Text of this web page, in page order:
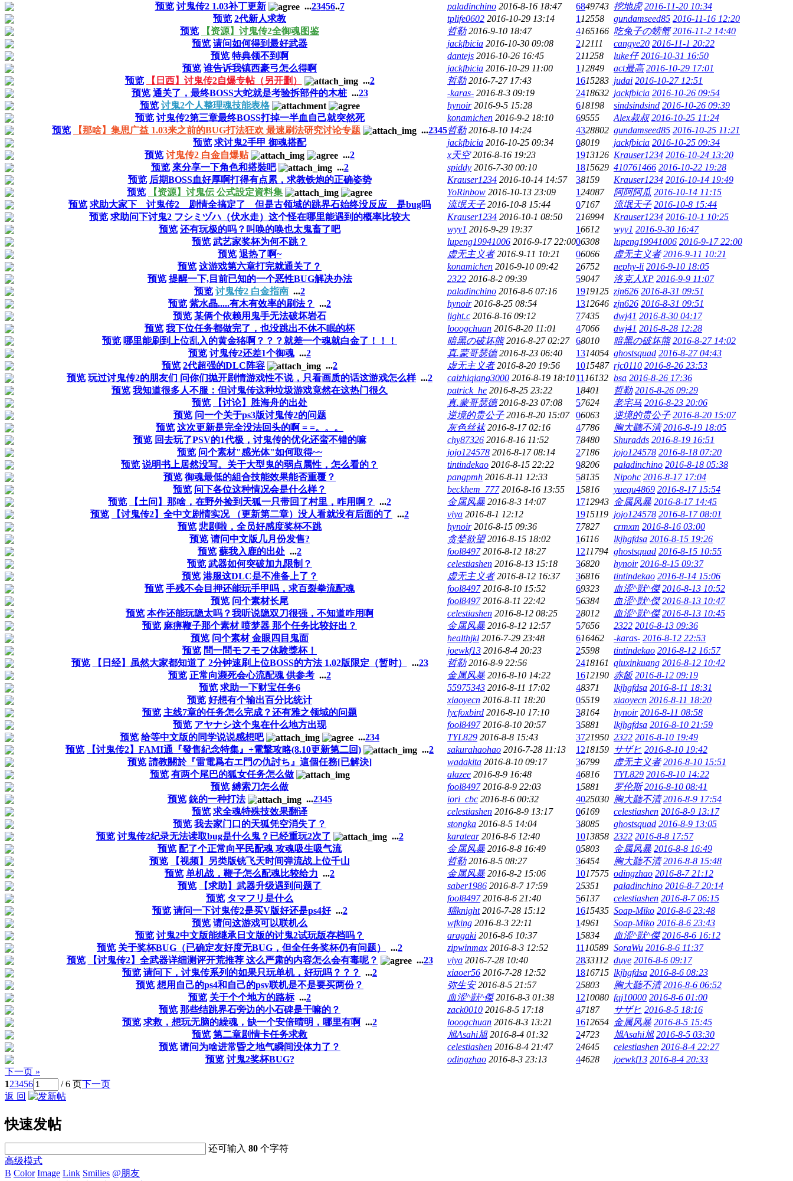
预览 讨鬼传2 1.03补丁更新 ...23456..7 paladinchino 2016-8-16 18:47 6849743 挖地虎 2016-11-20 10:34
预览 2代新人求教 tplife0602 2016-10-29 13:14 1 12558 gundamseed85 2016-11-16 12:20
预览
【资源】讨鬼传2全御魂图鉴 哲勒 2016-9-10 18:47 4165166 吃兔子の螃蟹 2016-11-2 14:40
预览 请问如何得到最好武器 jackfbicia 2016-10-30 09:08 212111 cangye20 2016-11-1 20:22
预览 特典领不到啊 dantejs 2016-10-26 16:45 211258 luke仔 2016-10-31 16:50
预览 谁告诉我镇西豪弓怎么得啊 jackfbicia 2016-10-29 11:00 1 12849 act最高 2016-10-29 17:01
预览
【日西】讨鬼传2自爆专帖（另开删） ...2 哲勒 2016-7-27 17:43 1615283 judai 2016-10-27 12:51
预览 通关了，最终BOSS大蛇就是考验拆部件的木桩 ...23 -karas- 2016-8-3 09:19 2418632 jackfbicia 2016-10-26 09:54
预览 讨鬼2个人整理魂技能表格 hynoir 2016-9-5 15:28 618198 sindsindsind 2016-10-26 09:39
预览 讨鬼传2第三章最终BOSS打掉一半血自己就突然死 konamichen 2016-9-2 18:10 69555 Alex叔叔 2016-10-25 11:24
预览
【那啥】集思广益 1.03来之前的BUG打法狂欢 最速刷法研究讨论专题 ...2345哲勒 2016-8-10 14:24 4328802 gundamseed85 2016-10-25 11:21
预览 求讨鬼2手甲 御魂搭配 jackfbicia 2016-10-25 09:34 08019 jackfbicia 2016-10-25 09:34
预览 讨鬼传2 白金自爆贴 ...2 x天空 2016-8-16 19:23 1913126 Krauser1234 2016-10-24 13:20
预览 來分享一下角色和搭裝吧 ...2 spiddy 2016-7-30 00:10 1815629 410761466 2016-10-22 19:28
预览 后期BOSS血好厚啊打得有点累，求教铁炮的正确姿势 Krauser1234 2016-10-14 14:57 38159 Krauser1234 2016-10-14 19:49
预览
【资源】讨鬼伝 公式設定資料集 YoRinbow 2016-10-13 23:09 124087 阿阿阿瓜 2016-10-14 11:15
预览 求助大家下 讨鬼传2 剧情全搞定了 但是古领域的跳界石始终没反应 是bug吗 流氓天子 2016-10-8 15:44 07167 流氓天子 2016-10-8 15:44
预览 求助问下讨鬼2 フシミヅハ（伏水走）这个怪在哪里能遇到的概率比较大 Krauser1234 2016-10-1 08:50 216994 Krauser1234 2016-10-1 10:25
预览 还有玩极的吗？叫唤的唤也太鬼畜了吧 wyy1 2016-9-29 19:37 16612 wyy1 2016-9-30 16:47
预览 武艺家奖杯为何不跳？ lupeng19941006 2016-9-17 22:0006308 lupeng19941006 2016-9-17 22:00
预览 退热了啊~ 虚无主义者 2016-9-11 10:21 06066 虚无主义者 2016-9-11 10:21
预览 这游戏第六章打完就通关了？ konamichen 2016-9-10 09:42 26752 nephy-li 2016-9-10 18:05
预览 提醒一下,目前已知的一个恶性BUG解决办法 2322 2016-8-2 09:39 59047 洛克人ΧΡ 2016-9-9 11:07
预览 讨鬼传2 白金指南 ...2 paladinchino 2016-8-6 07:16 1919125 zjn626 2016-8-31 09:51
预览 紫水晶.....有木有效率的刷法？ ...2 hynoir 2016-8-25 08:54 1312646 zjn626 2016-8-31 09:51
预览 某俩个依赖用鬼手无法破坏岩石 light.c 2016-8-16 09:12 77435 dwj41 2016-8-30 04:17
预览 我下位任务都做完了，也没跳出不休不眠的杯 looogchuan 2016-8-20 11:01 47066 dwj41 2016-8-28 12:28
预览 哪里能刷到上位乱入的黄金狢啊？？？就差一个魂就白金了！！！ 暗黑の破坏熊 2016-8-27 02:27 68010 暗黑の破坏熊 2016-8-27 14:02
预览 讨鬼传2还差1个御魂 ...2 真.蒙哥瑟德 2016-8-23 06:40 1314054 ghostsquad 2016-8-27 04:43
预览 2代超强的DLC阵容 ...2 虚无主义者 2016-8-20 19:56 1015487 rjc0110 2016-8-26 23:53
预览 玩过讨鬼传2的朋友们 问你们抛开剧情游戏性不说，只看画质的话这游戏怎么样 ...2 caizhiqiang3000 2016-8-19 18:1011 16132 bsa 2016-8-26 17:36
预览 我知道很多人不服：但讨鬼传这种垃圾游戏竟然在这热门很久 patrick_he 2016-8-25 23:22 18401 哲勒 2016-8-26 09:29
预览
【讨论】胜海舟的出处 真.蒙哥瑟德 2016-8-23 07:08 57624 老宅马 2016-8-23 20:06
预览 问一个关于ps3版讨鬼传2的问题 逆境的贵公子 2016-8-20 15:07 06063 逆境的贵公子 2016-8-20 15:07
预览 这次更新是完全没法回头的啊 = =。。。 灰色丝袜 2016-8-17 02:16 47786 胸大聽不清 2016-8-19 18:05
预览 回去玩了PSV的1代极，讨鬼传的优化还蛮不错的嘛 chy87326 2016-8-16 11:52 78480 Shuradds 2016-8-19 16:51
预览 问个素材"感光体"如何取得~~ jojo124578 2016-8-17 08:14 27186 jojo124578 2016-8-18 07:20
预览 说明书上居然没写。关于大型鬼的弱点属性，怎么看的？ tintindekao 2016-8-15 22:22 98206 paladinchino 2016-8-18 05:38
预览 御魂最低的組合技能效果能否重覆？ pangpmh 2016-8-11 12:33 58135 Nipohc 2016-8-17 17:04
预览 问下各位这种情况会是什么样？ beckhem_777 2016-8-16 13:55 15816 yuequ4869 2016-8-17 15:54
预览
【土问】那啥，在野外捡到天狐一只带回了村里，咋用啊？ ...2 金属风暴 2016-8-3 14:07 1712943 金属风暴 2016-8-17 14:45
预览
【讨鬼传2】全中文剧情实况 （更新第二章）没人看就没有后面的了 ...2 viya 2016-8-1 12:12 1915119 jojo124578 2016-8-17 08:01
预览 悲剧啦，全员好感度奖杯不跳 hynoir 2016-8-15 09:36 77827 crmxm 2016-8-16 03:00
预览 请问中文版几月份发售? 贪婪欲望 2016-8-15 18:02 16116 lkjhgfdsa 2016-8-15 19:26
预览 蘇我入鹿的出处 ...2 fool8497 2016-8-12 18:27 1211794 ghostsquad 2016-8-15 10:55
预览 武器如何突破加九限制？ celestiashen 2016-8-13 15:18 36820 hynoir 2016-8-15 09:37
预览 港服这DLC是不准备上了？ 虚无主义者 2016-8-12 16:37 36816 tintindekao 2016-8-14 15:06
预览 手残不会目押还能玩手甲吗，求百裂拳流配魂 fool8497 2016-8-10 15:52 69323 血涩^獃^傑 2016-8-13 10:52
预览 问个素材长尾 fool8497 2016-8-11 22:42 56384 血涩^獃^傑 2016-8-13 10:47
预览 本作还能玩隐太吗？我听说隐双刀很强，不知道咋用啊 celestiashen 2016-8-12 08:25 28012 血涩^獃^傑 2016-8-13 10:45
预览 麻痹鞭子那个素材 喷梦器 那个任务比较好出？ 金属风暴 2016-8-12 12:57 57656 2322 2016-8-13 09:36
预览 问个素材 金眼四目鬼面 healthjkl 2016-7-29 23:48 616462 -karas- 2016-8-12 22:53
预览 問一問モフモフ体験獎杯！ joewkf13 2016-8-4 20:23 25598 tintindekao 2016-8-12 16:57
预览
【日经】虽然大家都知道了 2分钟速刷上位BOSS的方法 1.02版限定（暂时） ...23 哲勒 2016-8-9 22:56 2418161 qiuxinkuang 2016-8-12 10:42
预览 正常向濒死会心流配魂 供参考 ...2 金属风暴 2016-8-10 14:22 1612190 赤飯 2016-8-12 09:19
预览 求助一下财宝任务6 55975343 2016-8-11 17:02 48371 lkjhgfdsa 2016-8-11 18:31
预览 好想有个输出百分比统计 xiaoyecn 2016-8-11 18:20 05519 xiaoyecn 2016-8-11 18:20
预览 主线7章的任务怎么完成？还有雅之领域的问题 lycfoxbird 2016-8-10 17:10 38164 hynoir 2016-8-11 08:58
预览 アヤナシ这个鬼在什么地方出现 fool8497 2016-8-10 20:57 35881 lkjhgfdsa 2016-8-10 21:59
预览 给等中文版的同学说说感想吧 ...234 TYL829 2016-8-8 15:43 3721950 2322 2016-8-10 19:49
预览
【讨鬼传2】FAMI通『發售紀念特集』+電撃攻略(8.10更新第二回) ...2 sakurahaohao 2016-7-28 11:13 1218159 サザヒ 2016-8-10 19:42
预览 請教關於『雷電爲右エ門の仇討ち』這個任務[已解決] wadakita 2016-8-10 09:17 36799 虚无主义者 2016-8-10 15:51
预览 有两个尾巴的狐女任务怎么做 alazee 2016-8-9 16:48 46816 TYL829 2016-8-10 14:22
预览 縛索刀怎么做 fool8497 2016-8-9 22:03 15881 罗伦斯 2016-8-10 08:41
预览 銃的一种打法 ...2345 iori_cbc 2016-8-6 00:32 4025030 胸大聽不清 2016-8-9 17:54
预览 求全魂特殊技效果翻译 celestiashen 2016-8-9 13:17 06169 celestiashen 2016-8-9 13:17
预览 我去家门口的天狐凭空消失了？ stongka 2016-8-5 14:04 38085 ghostsquad 2016-8-9 13:05
预览 讨鬼传2纪录无法读取bug是什么鬼？已经重玩2次了 ...2 karatear 2016-8-6 12:40 1013858 2322 2016-8-8 17:57
预览 配了个正常向平民配魂 攻魂吸生吸气流 金属风暴 2016-8-8 16:49 05803 金属风暴 2016-8-8 16:49
预览
【视频】另类版铳飞天时间弹流战上位千山 哲勒 2016-8-5 08:27 36454 胸大聽不清 2016-8-8 15:48
预览 单机战，鞭子怎么配魂比较给力 ...2 金属风暴 2016-8-2 15:06 1017575 odingzhao 2016-8-7 21:12
预览
【求助】武器升级遇到问题了 saber1986 2016-8-7 17:59 25351 paladinchino 2016-8-7 20:14
预览 タマフリ是什么 fool8497 2016-8-6 21:40 56137 celestiashen 2016-8-7 06:15
预览 请问一下讨鬼传2是买V版好还是ps4好 ...2 猫knight 2016-7-28 15:12 1615435 Soap-Miko 2016-8-6 23:48
预览 请问这游戏可以联机么 wfking 2016-8-3 22:11 14961 Soap-Miko 2016-8-6 23:43
预览 讨鬼2中文版能继承日文版的讨鬼2试玩版存档吗？ aragaki 2016-8-6 10:37 15834 血涩^獃^傑 2016-8-6 16:12
预览 关于奖杯BUG（已确定友好度无BUG，但全任务奖杯仍有问题） ...2 zipwinmax 2016-8-3 12:52 11 10589 SoraWu 2016-8-6 11:37
预览
【讨鬼传2】全武器详细测评开荒推荐 这么严肃的内容怎么会有毒呢？ ...23 viya 2016-7-28 10:40 2833112 duye 2016-8-6 09:17
预览 请问下，讨鬼传系列的如果只玩单机，好玩吗？？？ ...2 xiaoer56 2016-7-28 12:52 1816715 lkjhgfdsa 2016-8-6 08:23
预览 想用自己的ps4和自己的psv联机是不是要买两份？ 弥生安 2016-8-5 21:57 25803 胸大聽不清 2016-8-6 06:52
预览 关于个个地方的路标 ...2 血涩^獃^傑 2016-8-3 01:38 1210080 fqj10000 2016-8-6 01:00
预览 那些结跳界石旁边的小石碑是干嘛的？ zack0010 2016-8-5 17:18 47187 サザヒ 2016-8-5 18:16
预览 求救，想玩无脑的繰魂，缺一个安倍晴明，哪里有啊 ...2 looogchuan 2016-8-3 13:21 1612654 金属风暴 2016-8-5 15:45
预览 第二章剧情卡任务求救 旭Asahi旭 2016-8-4 01:32 24723 旭Asahi旭 2016-8-5 03:30
预览 请问为啥进常昏之地气瞬间没体力了？ celestiashen 2016-8-4 21:47 24645 celestiashen 2016-8-4 22:27
预览 讨鬼2奖杯BUG? odingzhao 2016-8-3 23:13 44628 joewkf13 2016-8-4 20:33
下一页 »
123456 / 6 页下一页
返 回
快速发帖
还可输入80 个字符
高级模式
B Color Image Link Smilies @朋友